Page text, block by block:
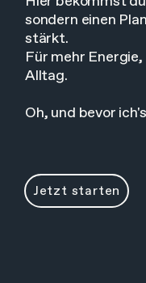
sondern einen
stärkt.
Für mehr
Alltag.
Oh, und bevor
Jetzt starten